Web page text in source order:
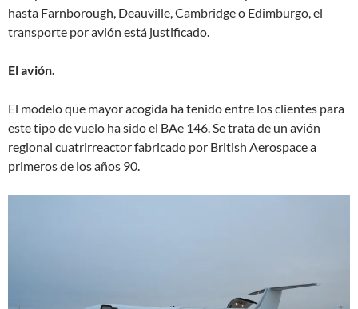
hasta Farnborough, Deauville, Cambridge o Edimburgo, el
transporte por avión está justificado.
El avión.
El modelo que mayor acogida ha tenido entre los clientes para
este tipo de vuelo ha sido el BAe 146. Se trata de un avión
regional cuatrirreactor fabricado por British Aerospace a
primeros de los años 90.